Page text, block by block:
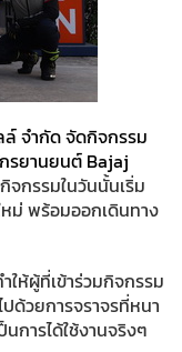
จำกัด จัดกิจกรรม
รยานยนต์ Bajaj
จกรรมในวันนั้นเริ่ม
ม่ พร้อมออกเดินทาง
ให้ผู้ที่เข้าร่วมกิจกรรม
ด้วยการจราจรที่หนา
นการได้ใช้งานจริงๆ